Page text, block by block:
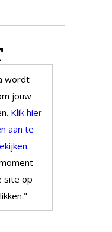
wordt
jouw
Klik hier
aan te
site op